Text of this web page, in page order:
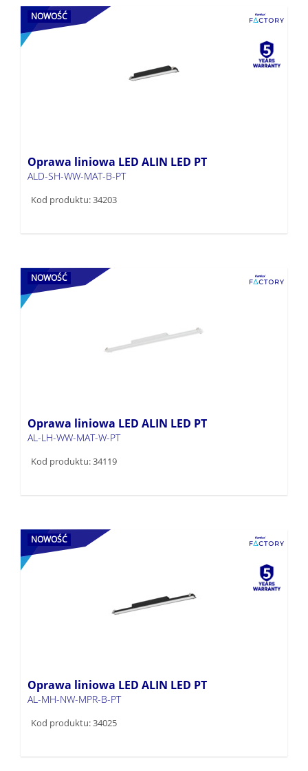
NOWOŚĆ
Oprawa liniowa LED ALIN LED PT
ALD-SH-WW-MAT-B-PT
Kod produktu: 34203
NOWOŚĆ
Oprawa liniowa LED ALIN LED PT
AL-LH-WW-MAT-W-PT
Kod produktu: 34119
NOWOŚĆ
Oprawa liniowa LED ALIN LED PT
AL-MH-NW-MPR-B-PT
Kod produktu: 34025